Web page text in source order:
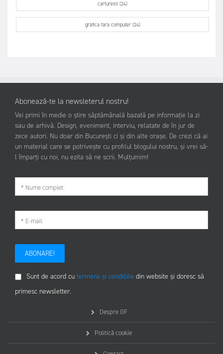
carturesti (24)
grafica fara computer (24)
Abonează-te la newsleterul nostru!
Vei primi în medie o știre săptămânală bazată pe informație la zi
sau de arhivă. Design, eveniment, interviu, relatate de în jur de
zece autori. Nu doar din București ci și din alte orașe. De crezi că ai
un material care se potrivește cu profilul blogului nostru, și vrei să-
l împarți cu noi, nu ezita să ne scrii. Mulțumim!
ABONARE!
Sunt de acord cu termenii și condițiile din website și doresc să
primesc newsletter.
Despre GF
Politică cookie